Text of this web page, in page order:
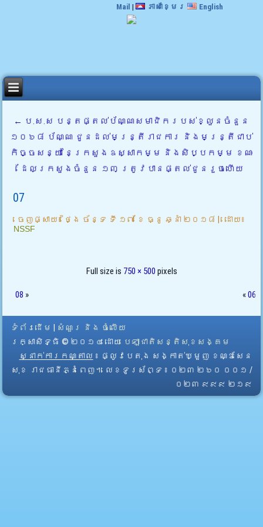
Mail | ភាសាខ្មែរ English
← ប.ស.ស បន្តផ្តល់ប័ណ្ណសមាជិករបស់ខ្លួនចំនួន
១០៦៨ ប័ណ្ណ ជូនដល់មន្រ្តីរាជការ និងមន្រ្តីជាប់
កិច្ចសន្យា នៃក្រសួងឧស្សាកម្ម និងសិប្បកម្ម ខណៈ
ដែលក្រសួងចំនួន ១៣ ត្រូវបានផ្តល់ជូនរួចហើយ
07
ចេញផ្សាយ៖ ថ្ងៃ ច័ន្ទ ទី ១៧ ខែ ធ្នូ ឆ្នាំ ២០១៨ | ដោយ៖
NSSF
Full size is 750 × 500 pixels
08 » «06
ទំព័រដើម
សំណួរ និង ចំលើយ
រក្សាសិទ្ធិ © ២០១៤ ដោយ​ បេឡាជាតិសន្តិសុខសង្គម
ស្នាក់ការកណ្តាល ៖ ផ្លូវបេតុង សង្កាត់ឃ្មួញ ខណ្ឌសែន
សុខ រាជធានីភ្នំពេញ។ លេខទូរស័ព្ទ ៖ ០២៣ ២៦០ ០០១ /
០២៣ ៩៩៩ ២១៩